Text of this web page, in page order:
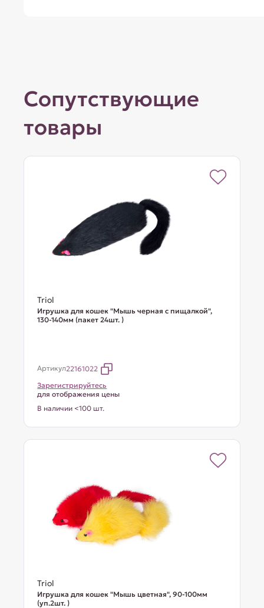
Сопутствующие
товары
Triol
Игрушка для кошек "Мышь черная с пищалкой",
130-140мм (пакет 24шт. )
Артикул22161022
Зарегистрируйтесь
для отображения цены
В наличии <100 шт.
Triol
Игрушка для кошек "Мышь цветная", 90-100мм
(уп.2шт. )